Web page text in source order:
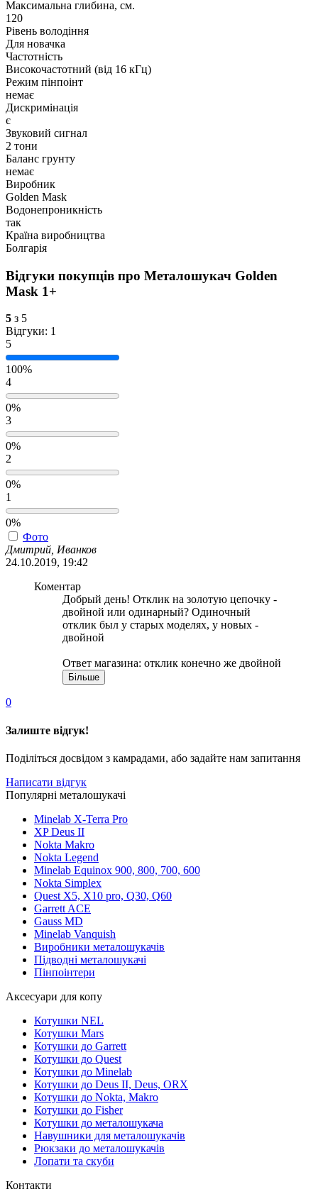
Максимальна глибина, см.
120
Рівень володіння
Для новачка
Частотність
Високочастотний (від 16 кГц)
Режим пінпоінт
немає
Дискримінація
є
Звуковий сигнал
2 тони
Баланс грунту
немає
Виробник
Golden Mask
Водонепроникність
так
Країна виробництва
Болгарія
Відгуки покупців про Металошукач Golden
Mask 1+
5 з 5
Відгуки: 1
5
100%
4
0%
3
0%
2
0%
1
0%
Фото
Дмитрий, Иванков
24.10.2019, 19:42
Коментар
Добрый день! Отклик на золотую цепочку -
двойной или одинарный? Одиночный
отклик был у старых моделях, у новых -
двойной
Ответ магазина: отклик конечно же двойной
Більше
0
Залиште відгук!
Поділіться досвідом з камрадами, або задайте нам запитання
Написати відгук
Популярні металошукачі
Minelab X-Terra Pro
XP Deus II
Nokta Makro
Nokta Legend
Minelab Equinox 900, 800, 700, 600
Nokta Simplex
Quest X5, X10 pro, Q30, Q60
Garrett ACE
Gauss MD
Minelab Vanquish
Виробники металошукачів
Підводні металошукачі
Пінпоінтери
Аксесуари для копу
Котушки NEL
Котушки Mars
Котушки до Garrett
Котушки до Quest
Котушки до Minelab
Котушки до Deus II, Deus, ORX
Котушки до Nokta, Makro
Котушки до Fisher
Котушки до металошукача
Навушники для металошукачів
Рюкзаки до металошукачів
Лопати та скуби
Контакти